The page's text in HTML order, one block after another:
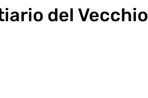
del Vecchio